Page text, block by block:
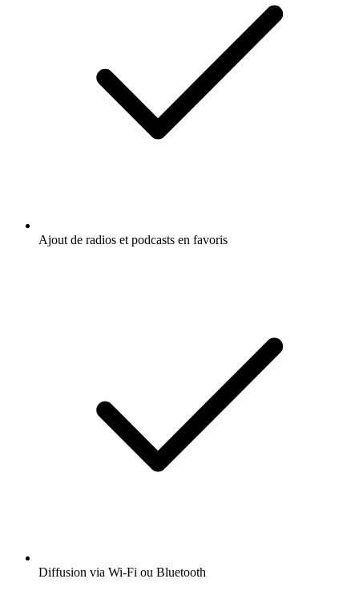
Ajout de radios et podcasts en favoris
Diffusion via Wi-Fi ou Bluetooth